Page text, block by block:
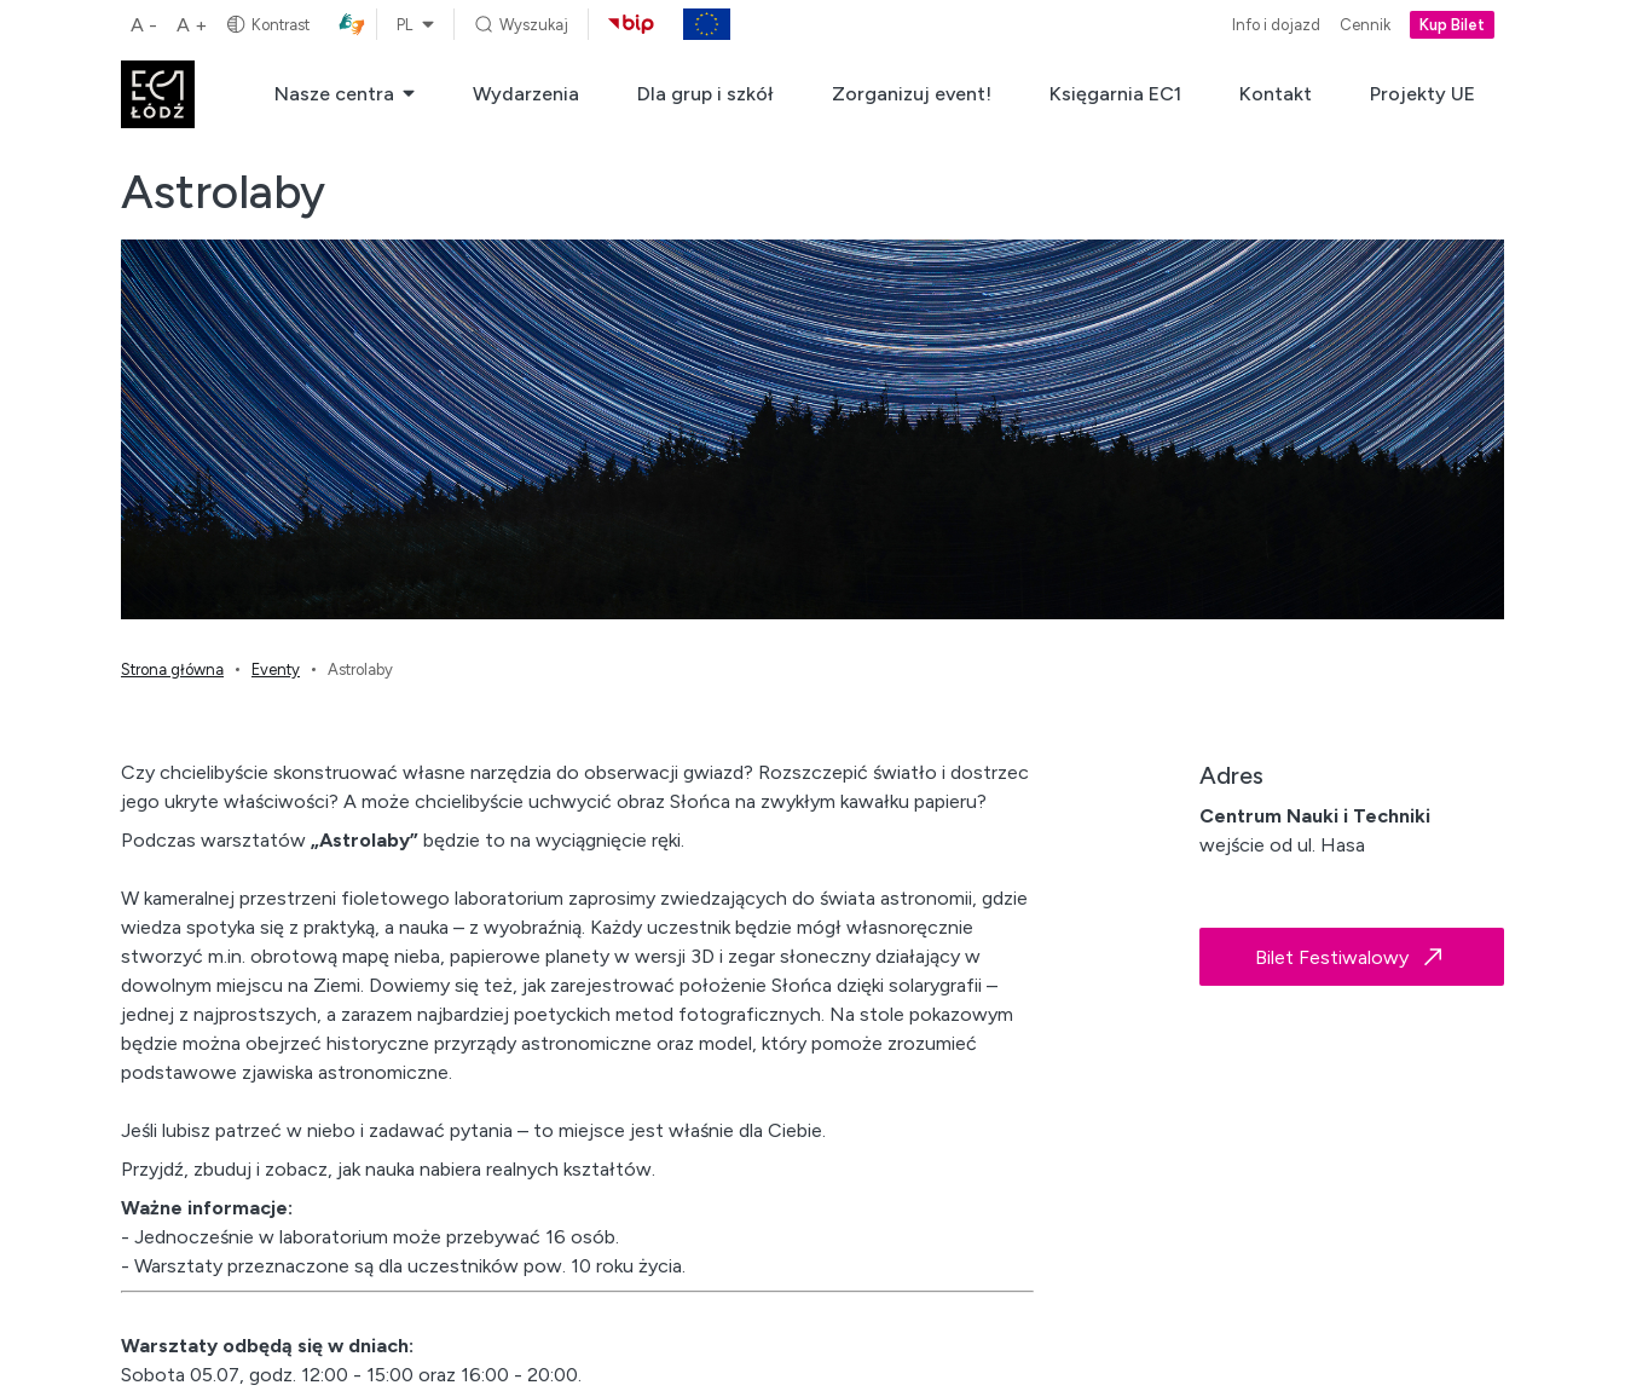
A - A + Kontrast PL Wyszukaj Info i dojazd Cennik Kup Bilet
Nasze centra Wydarzenia Dla grup i szkół Zorganizuj event! Księgarnia EC1 Kontakt Projekty UE
Astrolaby
Strona główna Eventy Astrolaby
Czy chcielibyście skonstruować własne narzędzia do obserwacji gwiazd? Rozszczepić światło i dostrzec
jego ukryte właściwości? A może chcielibyście uchwycić obraz Słońca na zwykłym kawałku papieru?
Podczas warsztatów „Astrolaby” będzie to na wyciągnięcie ręki.
W kameralnej przestrzeni fioletowego laboratorium zaprosimy zwiedzających do świata astronomii, gdzie
wiedza spotyka się z praktyką, a nauka – z wyobraźnią. Każdy uczestnik będzie mógł własnoręcznie
stworzyć m.in. obrotową mapę nieba, papierowe planety w wersji 3D i zegar słoneczny działający w
dowolnym miejscu na Ziemi. Dowiemy się też, jak zarejestrować położenie Słońca dzięki solarygrafii –
jednej z najprostszych, a zarazem najbardziej poetyckich metod fotograficznych. Na stole pokazowym
będzie można obejrzeć historyczne przyrządy astronomiczne oraz model, który pomoże zrozumieć
podstawowe zjawiska astronomiczne.
Jeśli lubisz patrzeć w niebo i zadawać pytania – to miejsce jest właśnie dla Ciebie.
Przyjdź, zbuduj i zobacz, jak nauka nabiera realnych kształtów.
Ważne informacje:
- Jednocześnie w laboratorium może przebywać 16 osób.
- Warsztaty przeznaczone są dla uczestników pow. 10 roku życia.
Warsztaty odbędą się w dniach:
Sobota 05.07, godz. 12:00 - 15:00 oraz 16:00 - 20:00.
Adres
Centrum Nauki i Techniki
wejście od ul. Hasa
Bilet Festiwalowy